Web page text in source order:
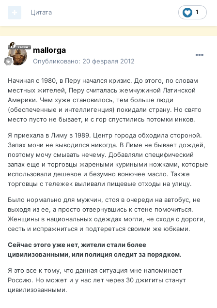
1
Цитата
mallorga
Опубликовано: 20 февраля 2012
Начиная с 1980, в Перу начался кризис. До этого, по словам
местных жителей, Перу считалась жемчужиной Латинской
Америки. Чем хуже становилось, тем больше люди
(обеспеченные и интеллигенция) покидали страну. Но свято
место пусто не бывает, и с гор спустились потомки инков.
Я приехала в Лиму в 1989. Центр города обходила стороной.
Запах мочи не выводился никогда. В Лиме не бывает дождей,
поэтому мочу смывать нечему. Добавляли специфический
запах еще и торговцы жареными куриными ножками, которые
использовали дешевое и безумно вонючее масло. Также
торговцы с тележек выливали пищевые отходы на улицу.
Было нормально для мужчин, стоя в очереди на автобус, не
выходя из ее, а просто отвернувшись к стене помочиться.
Женщины в национальных одеждах могли, не сходя с дороги,
сесть и испражниться и подтереться своими же юбками.
Сейчас этого уже нет, жители стали более
цивилизованными, или полиция следит за порядком.
Я это все к тому, что данная ситуация мне напоминает
Россию. Но может и у нас лет через 30 джигиты станут
цивилизованными.